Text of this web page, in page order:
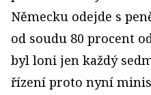
Německu odejde s
od soudu 80 procent
byl loni jen každý
řízení proto nyní